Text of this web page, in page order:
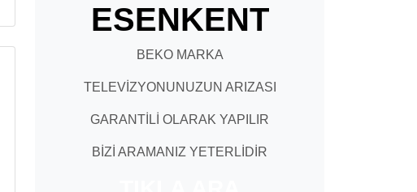
ESENKENT
BEKO MARKA
TELEVİZYONUNUZUN ARIZASI
GARANTİLİ OLARAK YAPILIR
BİZİ ARAMANIZ YETERLİDİR